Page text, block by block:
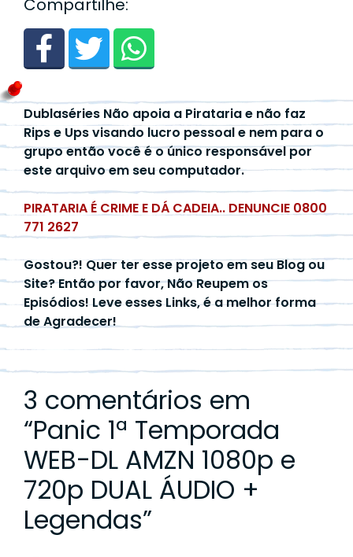
Compartilhe:
Dublaséries Não apoia a Pirataria e não faz
Rips e Ups visando lucro pessoal e nem para o
grupo então você é o único responsável por
este arquivo em seu computador.
PIRATARIA É CRIME E DÁ CADEIA.. DENUNCIE 0800
771 2627
Gostou?! Quer ter esse projeto em seu Blog ou
Site? Então por favor, Não Reupem os
Episódios! Leve esses Links, é a melhor forma
de Agradecer!
3 comentários em
“Panic 1ª Temporada
WEB-DL AMZN 1080p e
720p DUAL ÁUDIO +
Legendas”